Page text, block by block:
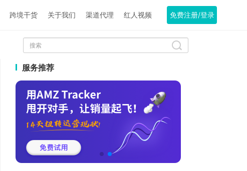
跨境干货 关于我们 渠道代理 红人视频 免费注册/登录
服务推荐